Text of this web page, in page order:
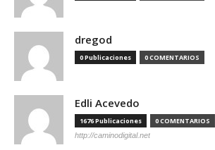
dregod
0 Publicaciones 0 COMENTARIOS
Edli Acevedo
1676 Publicaciones 0 COMENTARIOS
http://caminodigital.net